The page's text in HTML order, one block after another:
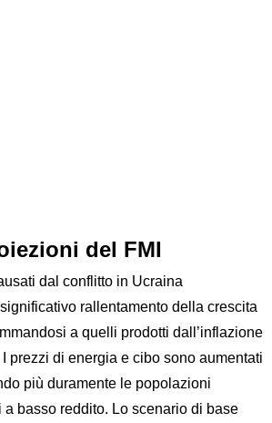
del FMI
dal conflitto in Ucraina
rallentamento della crescita
a quelli prodotti dall’inflazione
prezzi di energia e cibo sono aumentati
più duramente le popolazioni
basso reddito. Lo scenario di base